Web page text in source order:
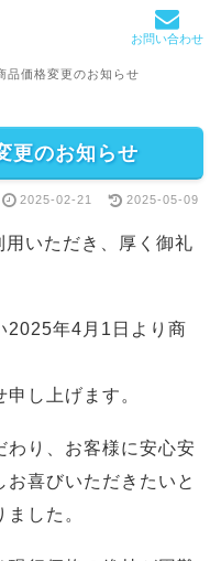
品価格変更のお知らせ
更のお知らせ
2025-02-21 2025-05-09
いただき、厚く御礼
2025年4月1日より商
し上げます。
わり、お客様に安心安
喜びいただきたいと
した。
お問い合わせ